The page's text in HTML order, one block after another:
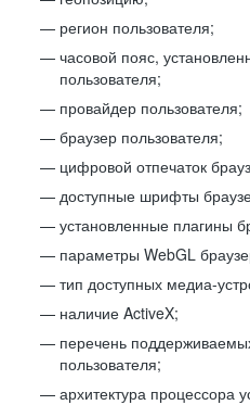
регион пользователя;
часовой пояс,
пользователя;
провайдер пользователя;
браузер пользователя;
цифровой отпечаток
доступные шрифты
установленные плагины
параметры WebGL
тип доступных медиа-
наличие ActiveX;
перечень
пользователя;
архитектура процессора